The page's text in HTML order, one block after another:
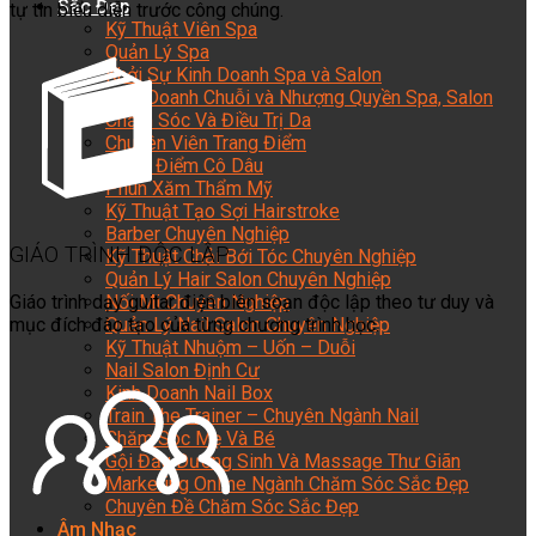
Sắc Đẹp
Kỹ Thuật Viên Spa
Quản Lý Spa
Khởi Sự Kinh Doanh Spa và Salon
Kinh Doanh Chuỗi và Nhượng Quyền Spa, Salon
Chăm Sóc Và Điều Trị Da
Chuyên Viên Trang Điểm
Trang Điểm Cô Dâu
Phun Xăm Thẩm Mỹ
Kỹ Thuật Tạo Sợi Hairstroke
Barber Chuyên Nghiệp
Kỹ Thuật Chải Bới Tóc Chuyên Nghiệp
Quản Lý Hair Salon Chuyên Nghiệp
Nối Mi Chuyên Nghiệp
Quản Lý Nail Salon Chuyên Nghiệp
Kỹ Thuật Nhuộm – Uốn – Duỗi
Nail Salon Định Cư
Kinh Doanh Nail Box
Train The Trainer – Chuyên Ngành Nail
Chăm Sóc Mẹ Và Bé
Gội Đầu Dưỡng Sinh Và Massage Thư Giãn
Marketing Online Ngành Chăm Sóc Sắc Đẹp
Chuyên Đề Chăm Sóc Sắc Đẹp
Âm Nhạc
tự tin biểu diễn trước công chúng.
GIÁO TRÌNH ĐỘC LẬP
Giáo trình dạy guitar điện biên soạn độc lập theo tư duy và
mục đích đào tạo của từng chương trình học.